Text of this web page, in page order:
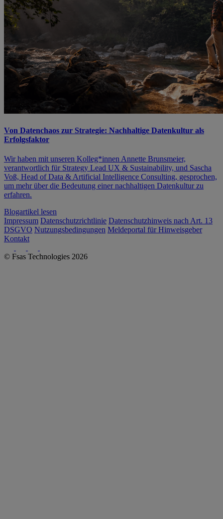
Von Datenchaos zur Strategie: Nachhaltige Datenkultur als
Erfolgsfaktor
Wir haben mit unseren Kolleg*innen Annette Brunsmeier,
verantwortlich für Strategy Lead UX & Sustainability, und Sascha
Voß, Head of Data & Artificial Intelligence Consulting, gesprochen,
um mehr über die Bedeutung einer nachhaltigen Datenkultur zu
erfahren.
Blogartikel lesen
Impressum Datenschutzrichtlinie Datenschutzhinweis nach Art. 13
DSGVO Nutzungsbedingungen Meldeportal für Hinweisgeber
Kontakt
© Fsas Technologies 2026